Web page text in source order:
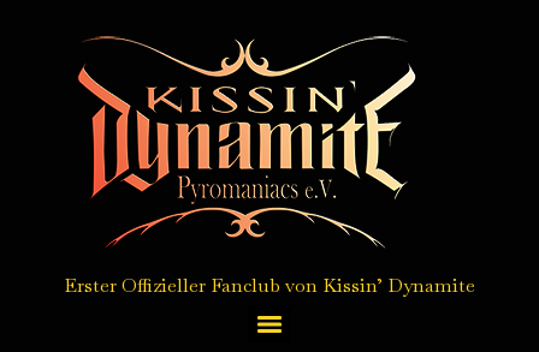
Erster Offizieller Fanclub von Kissin’ Dynamite